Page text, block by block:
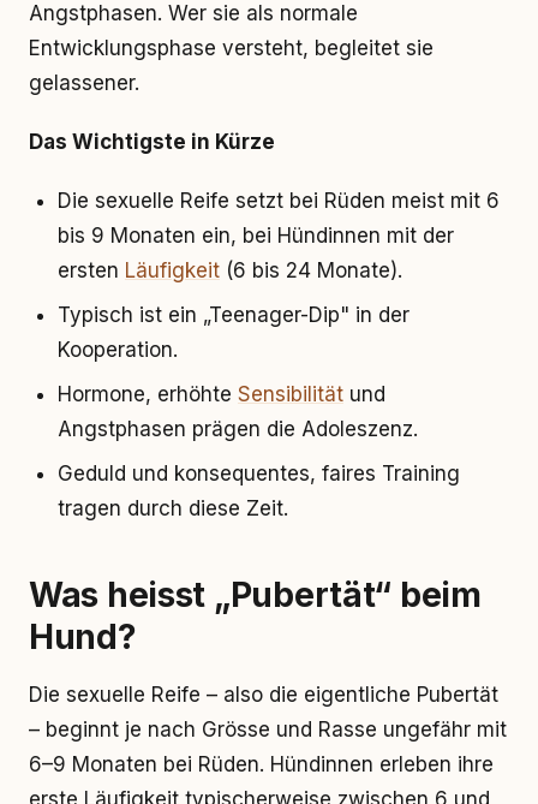
Angstphasen. Wer sie als normale
Entwicklungsphase versteht, begleitet sie
gelassener.
Das Wichtigste in Kürze
Die sexuelle Reife setzt bei Rüden meist mit 6
bis 9 Monaten ein, bei Hündinnen mit der
ersten Läufigkeit (6 bis 24 Monate).
Typisch ist ein „Teenager-Dip" in der
Kooperation.
Hormone, erhöhte Sensibilität und
Angstphasen prägen die Adoleszenz.
Geduld und konsequentes, faires Training
tragen durch diese Zeit.
Was heisst „Pubertät“ beim
Hund?
Die sexuelle Reife – also die eigentliche Pubertät
– beginnt je nach Grösse und Rasse ungefähr mit
6–9 Monaten bei Rüden. Hündinnen erleben ihre
erste Läufigkeit typischerweise zwischen 6 und